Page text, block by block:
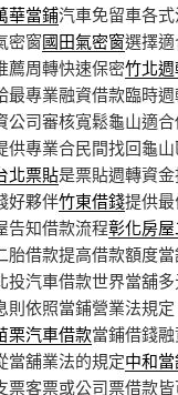
華當鋪汽車免留車各
密窗國田氣密窗選擇
薦周轉快速保密竹北
最專業融資借款臨時
公司審核寬鬆龜山適
供專業合民間找回龜
北票貼是票貼週轉資
好夥伴竹東借錢提供
告知借款流程彰化房
胎借款提高借款額度
投汽車借款世界當舖
則依照當鋪營業法規
栗汽車借款當鋪借錢
當舖業法的規定中和
票客票或公司票借款